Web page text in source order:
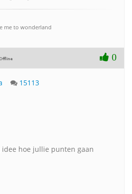
me to wonderland
0
15113
hoe jullie punten gaan